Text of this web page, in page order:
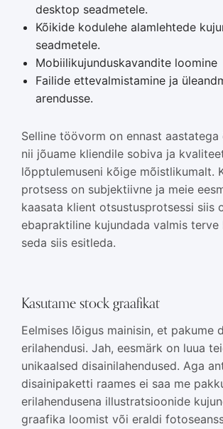
desktop seadmetele.
Kõikide kodulehe alamlehtede
seadmetele.
Mobiilikujunduskavandite loomine
Failide ettevalmistamine ja
arendusse.
Selline töövorm on ennast aastatega
nii jõuame kliendile sobiva ja
lõpptulemuseni kõige mõistlikumalt.
protsess on subjektiivne ja meie
kaasata klient otsustusprotsessi siis
ebapraktiline kujundada valmis terve
seda siis esitleda.
Kasutame stock graafikat
Eelmises lõigus mainisin, et pakume
erilahendusi. Jah, eesmärk on luua
unikaalsed disainilahendused. Aga
disainipaketti raames ei saa me
erilahendusena illustratsioonide
graafika loomist või eraldi